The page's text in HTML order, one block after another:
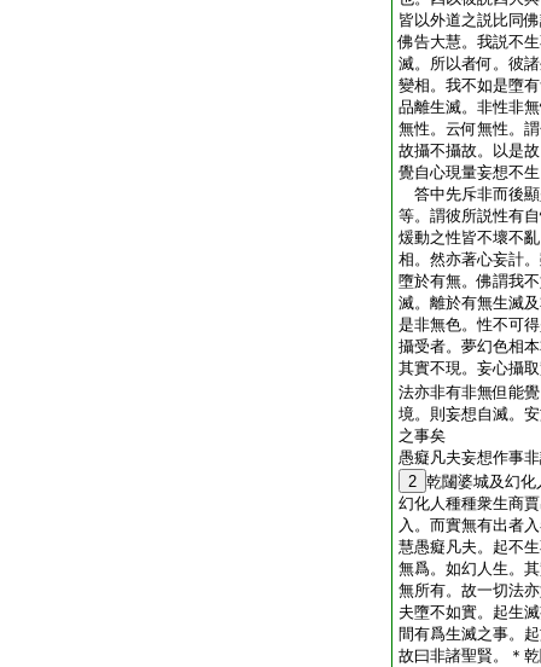
皆以外道之説比同
佛告大慧。我説不
滅。所以者何。彼
變相。我不如是墮
品離生滅。非性非
無性。云何無性。
故攝不攝故。以是
覺自心現量妄想不
答中先斥非而後
等。謂彼所説性有
煖動之性皆不壞不
相。然亦著心妄計
墮於有無。佛謂我
滅。離於有無生滅
是非無色。性不可
攝受者。夢幻色相
其實不現。妄心攝
法亦非有非無但能
境。則妄想自滅。
之事矣
愚癡凡夫妄想作事
2 乾闥婆城及幻
幻化人種種衆生商
入。而實無有出者
慧愚癡凡夫。起不
無爲。如幻人生。
無所有。故一切法
夫墮不如實。起生
間有爲生滅之事。
故曰非諸聖賢。＊